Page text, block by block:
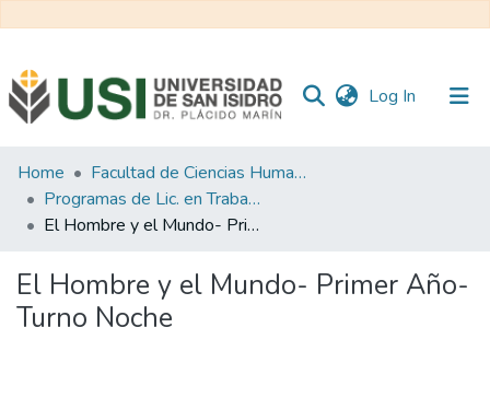
Log In (current)
Communities
&
Collections
Statistics
Home
Facultad de Ciencias Humanas y Sociales
Programas de Lic. en Trabajo Social
El Hombre y el Mundo- Primer Año- Turno Noche
El Hombre y el Mundo- Primer Año-
Turno Noche